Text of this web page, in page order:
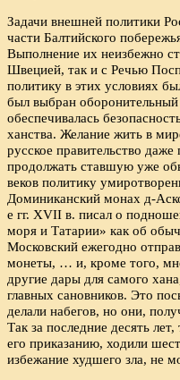
Задачи внешней политики
части Балтийского
Выполнение их неизбежно
Швецией, так и с Речью
политику в этих условиях
был выбран
обеспечивалась
ханства. Желание жить в
русское правительство
продолжать ставшую уже
веков политику
Доминиканский монах д-
е гг. XVII в. писал о
моря и Татарии» как об
Московский ежегодно
монеты, … и, кроме того,
другие дары для самого
главных сановников. Это
делали набегов, но они,
Так за последние десять
его приказанию, ходили
избежание худшего зла, не